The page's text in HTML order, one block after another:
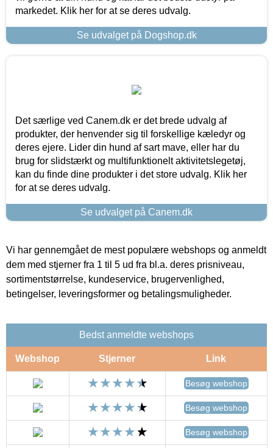
markedet. Klik her for at se deres udvalg.
Se udvalget på Dogshop.dk
Det særlige ved Canem.dk er det brede udvalg af
produkter, der henvender sig til forskellige kæledyr og
deres ejere. Lider din hund af sart mave, eller har du
brug for slidstærkt og multifunktionelt aktivitetslegetøj,
kan du finde dine produkter i det store udvalg. Klik her
for at se deres udvalg.
Se udvalget på Canem.dk
Vi har gennemgået de mest populære webshops og anmeldt
dem med stjerner fra 1 til 5 ud fra bl.a. deres prisniveau,
sortimentstørrelse, kundeservice, brugervenlighed,
betingelser, leveringsformer og betalingsmuligheder.
Bedst anmeldte webshops
Webshop Stjerner Link
Besøg webshop
Besøg webshop
Besøg webshop